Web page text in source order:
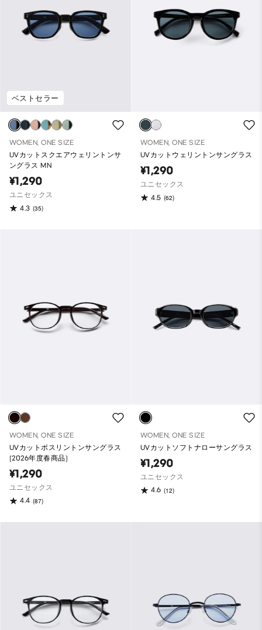
ベストセラー
WOMEN, ONE SIZE
UVカットスクエアウェリントンサ
ングラス MN
¥1,290
ユニセックス
4.3 (35)
WOMEN, ONE SIZE
UVカットウェリントンサングラス
¥1,290
ユニセックス
4.5 (62)
WOMEN, ONE SIZE
UVカットボスリントンサングラス
(2026年度春商品)
¥1,290
ユニセックス
4.4 (87)
WOMEN, ONE SIZE
UVカットソフトナローサングラス
¥1,290
ユニセックス
4.6 (12)